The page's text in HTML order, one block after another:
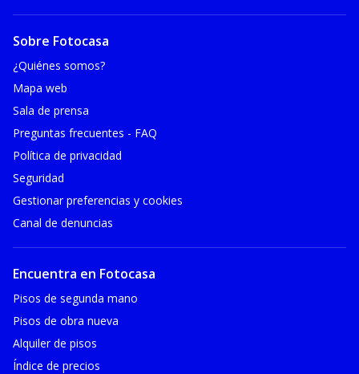
Sobre Fotocasa
¿Quiénes somos?
Mapa web
Sala de prensa
Preguntas frecuentes - FAQ
Política de privacidad
Seguridad
Gestionar preferencias y cookies
Canal de denuncias
Encuentra en Fotocasa
Pisos de segunda mano
Pisos de obra nueva
Alquiler de pisos
Índice de precios